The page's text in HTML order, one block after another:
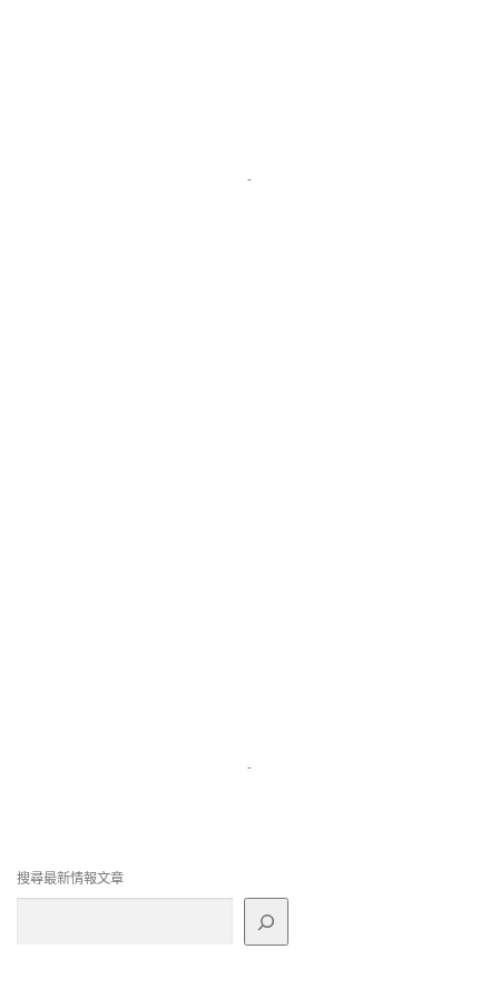
-
-
搜尋最新情報文章